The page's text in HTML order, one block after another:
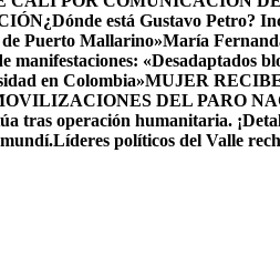
¿Dónde está Gustavo Petro?
Puerto Mallarino»María
«Desadaptados
en Colombia»MUJER
DEL PARO
tras operación humanitaria.
Líderes políticos del Valle